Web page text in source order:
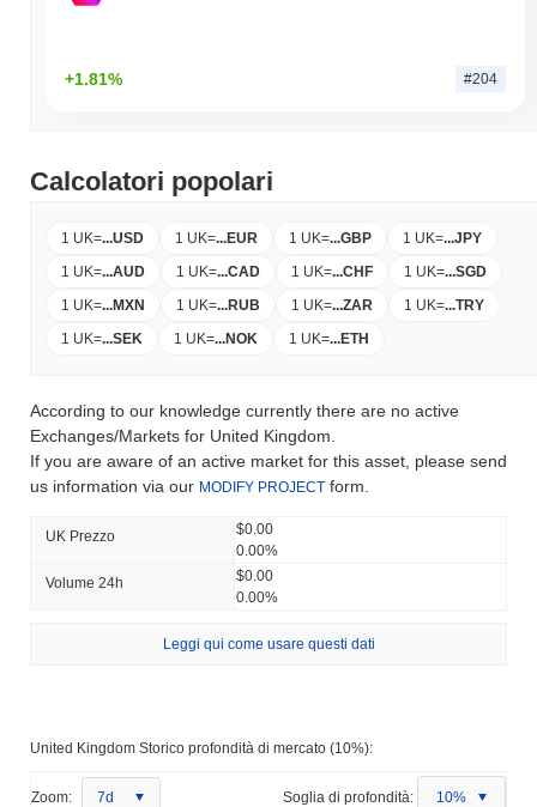
+1.81% #204
Calcolatori popolari
1 UK=...USD 1 UK=...EUR 1 UK=...GBP 1 UK=...JPY
1 UK=...AUD 1 UK=...CAD 1 UK=...CHF 1 UK=...SGD
1 UK=...MXN 1 UK=...RUB 1 UK=...ZAR 1 UK=...TRY
1 UK=...SEK 1 UK=...NOK 1 UK=...ETH
According to our knowledge currently there are no active
Exchanges/Markets for United Kingdom.
If you are aware of an active market for this asset, please send
us information via our MODIFY PROJECT form.
UK Prezzo
$0.00
0.00%
Volume 24h
$0.00
0.00%
Leggi qui come usare questi dati
United Kingdom Storico profondità di mercato (10%):
Zoom: 7d Soglia di profondità: 10%